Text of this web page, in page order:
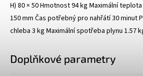
H) 80 × 50 Hmotnost 94 kg Maximální
150 mm Čas potřebný pro nahřátí 30 minut
chleba 3 kg Maximální spotřeba plynu 1.57
Doplňkové parametry